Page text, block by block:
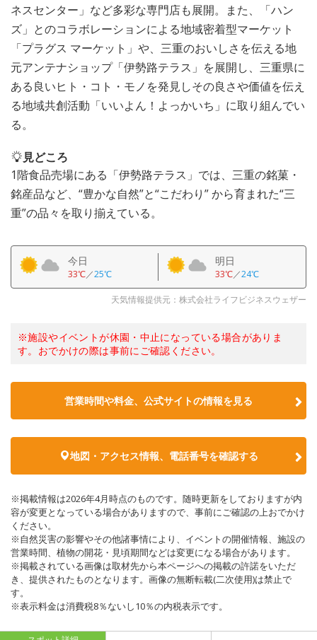
ネスセンター」など多彩な専門店も展開。また、「ハン
ズ」とのコラボレーションによる地域密着型マーケット
「プラグス マーケット」や、三重のおいしさを伝える地
元アンテナショップ「伊勢路テラス」を展開し、三重県に
ある良いヒト・コト・モノを発見しその良さや価値を伝え
る地域共創活動「いいよん！よっかいち」に取り組んでい
る。
見どころ
1階食品売場にある「伊勢路テラス」では、三重の銘菓・
銘産品など、“豊かな自然”と“こだわり” から育まれた“三
重”の品々を取り揃えている。
今日
33℃／25℃
明日
33℃／24℃
天気情報提供元：株式会社ライフビジネスウェザー
※施設やイベントが休園・中止になっている場合がありま
す。おでかけの際は事前にご確認ください。
営業時間や料金、公式サイトの情報を見る
地図・アクセス情報、電話番号を確認する
※掲載情報は2026年4月時点のものです。随時更新をしておりますが内
容が変更となっている場合がありますので、事前にご確認の上おでかけ
ください。
※自然災害の影響やその他諸事情により、イベントの開催情報、施設の
営業時間、植物の開花・見頃期間などは変更になる場合があります。
※掲載されている画像は取材先から本ページへの掲載の許諾をいただ
き、提供されたものとなります。画像の無断転載(二次使用)は禁止で
す。
※表示料金は消費税8％ないし10％の内税表示です。